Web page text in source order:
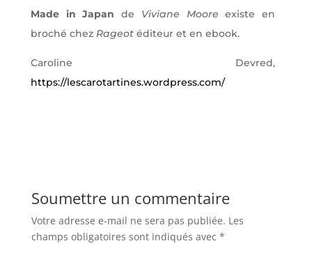
Made in Japan de Viviane Moore existe en
broché chez Rageotéditeur et en ebook.
Caroline Devred,
https://lescarotartines.wordpress.com/
Soumettre un commentaire
Votre adresse e-mail ne sera pas publiée. Les
champs obligatoires sont indiqués avec *